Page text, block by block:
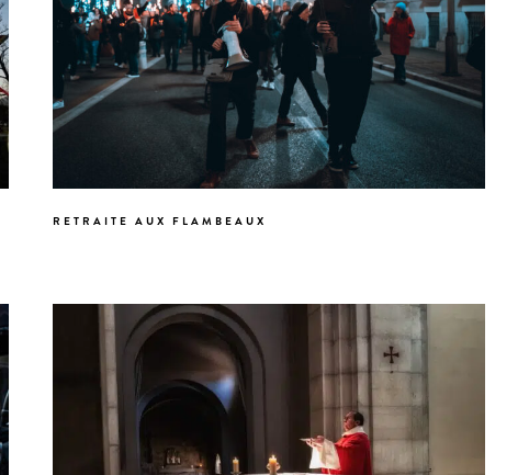
RETRAITE AUX FLAMBEAUX